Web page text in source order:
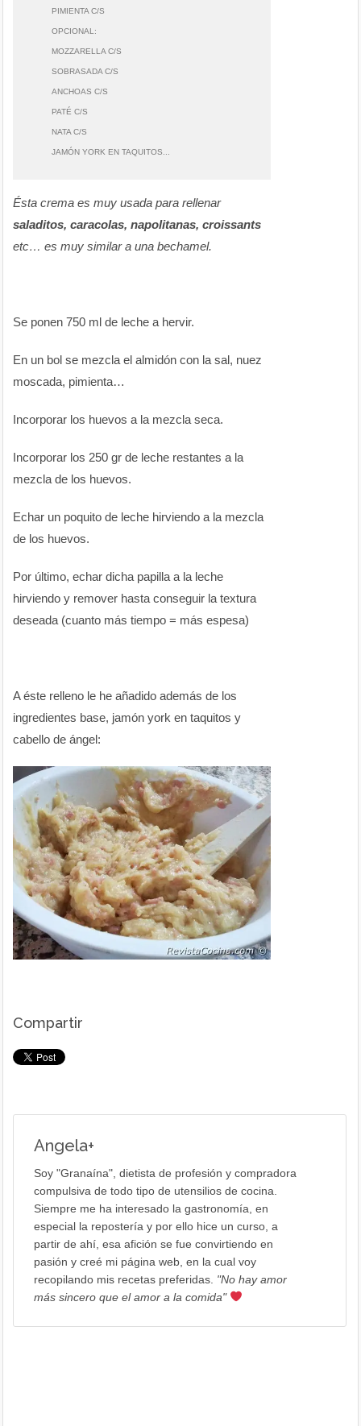
PIMIENTA C/S
OPCIONAL:
MOZZARELLA C/S
SOBRASADA C/S
ANCHOAS C/S
PATÉ C/S
NATA C/S
JAMÓN YORK EN TAQUITOS...
Ésta crema es muy usada para rellenar
saladitos, caracolas, napolitanas, croissants
etc… es muy similar a una bechamel.
Se ponen 750 ml de leche a hervir.
En un bol se mezcla el almidón con la sal, nuez
moscada, pimienta…
Incorporar los huevos a la mezcla seca.
Incorporar los 250 gr de leche restantes a la
mezcla de los huevos.
Echar un poquito de leche hirviendo a la mezcla
de los huevos.
Por último, echar dicha papilla a la leche
hirviendo y remover hasta conseguir la textura
deseada (cuanto más tiempo = más espesa)
A éste relleno le he añadido además de los
ingredientes base, jamón york en taquitos y
cabello de ángel:
Compartir
Angela+
Soy "Granaína", dietista de profesión y compradora
compulsiva de todo tipo de utensilios de cocina.
Siempre me ha interesado la gastronomía, en
especial la repostería y por ello hice un curso, a
partir de ahí, esa afición se fue convirtiendo en
pasión y creé mi página web, en la cual voy
recopilando mis recetas preferidas. "No hay amor
más sincero que el amor a la comida"